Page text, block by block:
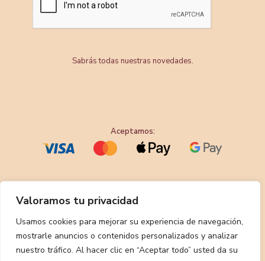
Valoramos tu privacidad
Usamos cookies para mejorar su experiencia de navegación,
mostrarle anuncios o contenidos personalizados y analizar
nuestro tráfico. Al hacer clic en “Aceptar todo” usted da su
Sabrás todas nuestras novedades.
Aceptamos: